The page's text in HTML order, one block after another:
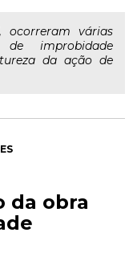
ocorreram várias
de improbidade
da ação de
da obra